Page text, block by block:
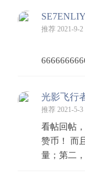
SE7ENLIY
推荐 2021-9-2
光影飞行
推荐 2021-5-3
看帖回帖
赞币！ 而
量；第二